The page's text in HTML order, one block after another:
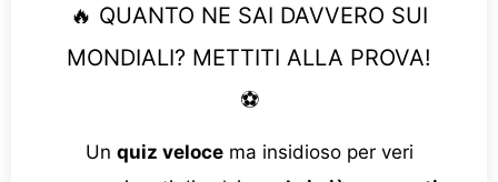
🔥 QUANTO NE SAI DAVVERO SUI
MONDIALI? METTITI ALLA PROVA!
⚽
Un quiz velocema insidioso per veri